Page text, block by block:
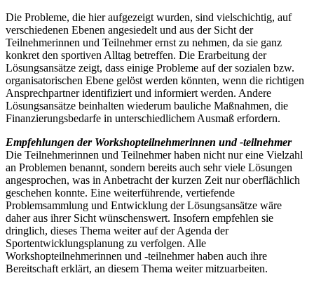
Die Probleme, die hier aufgezeigt wurden, sind vielschichtig, auf
verschiedenen Ebenen angesiedelt und aus der Sicht der
Teilnehmerinnen und Teilnehmer ernst zu nehmen, da sie ganz
konkret den sportiven Alltag betreffen. Die Erarbeitung der
Lösungsansätze zeigt, dass einige Probleme auf der sozialen bzw.
organisatorischen Ebene gelöst werden könnten, wenn die richtigen
Ansprechpartner identifiziert und informiert werden. Andere
Lösungsansätze beinhalten wiederum bauliche Maßnahmen, die
Finanzierungsbedarfe in unterschiedlichem Ausmaß erfordern.
Empfehlungen der Workshopteilnehmerinnen und -teilnehmer
Die Teilnehmerinnen und Teilnehmer haben nicht nur eine Vielzahl
an Problemen benannt, sondern bereits auch sehr viele Lösungen
angesprochen, was in Anbetracht der kurzen Zeit nur oberflächlich
geschehen konnte. Eine weiterführende, vertiefende
Problemsammlung und Entwicklung der Lösungsansätze wäre
daher aus ihrer Sicht wünschenswert. Insofern empfehlen sie
dringlich, dieses Thema weiter auf der Agenda der
Sportentwicklungsplanung zu verfolgen. Alle
Workshopteilnehmerinnen und -teilnehmer haben auch ihre
Bereitschaft erklärt, an diesem Thema weiter mitzuarbeiten.